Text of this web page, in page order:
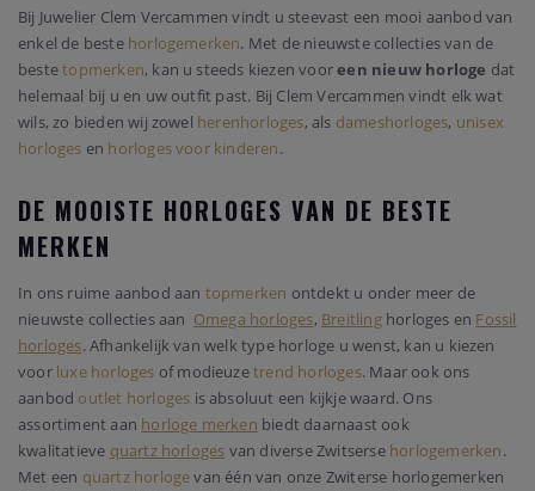
Bij Juwelier Clem Vercammen vindt u steevast een mooi aanbod van
enkel de beste horlogemerken. Met de nieuwste collecties van de
bestetopmerken, kan u steeds kiezen vooreen nieuw horloge dat
helemaal bij u en uw outfit past. Bij Clem Vercammen vindt elk wat
wils, zo bieden wij zowel herenhorloges, als dameshorloges, unisex
horloges en horloges voor kinderen.
DE MOOISTE HORLOGES VAN DE BESTE
MERKEN
In ons ruime aanbod aan topmerken ontdekt u onder meer de
nieuwste collecties aan Omega horloges, Breitlinghorloges en Fossil
horloges. Afhankelijk van welk type horloge u wenst, kan u kiezen
voor luxe horloges of modieuzetrend horloges. Maar ook ons
aanbod outlet horloges is absoluut een kijkje waard. Ons
assortiment aan horloge merken biedt daarnaast ook
kwalitatieve quartz horloges van diverse Zwitserse horlogemerken.
Met een quartz horlogevan één van onze Zwiterse horlogemerken